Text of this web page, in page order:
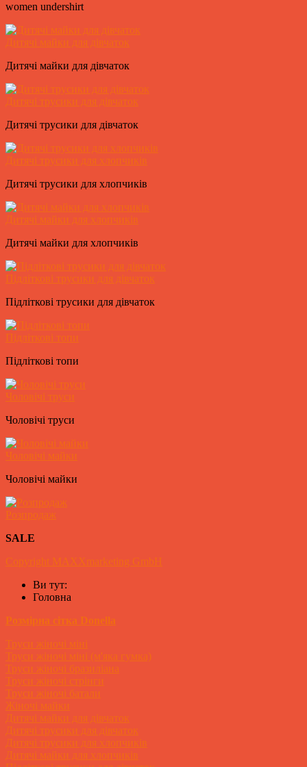
women undershirt
Дитячі майки для дівчаток
Дитячі майки для дівчаток
Дитячі трусики для дівчаток
Дитячі трусики для дівчаток
Дитячі трусики для хлопчиків
Дитячі трусики для хлопчиків
Дитячі майки для хлопчиків
Дитячі майки для хлопчиків
Підліткові трусики для дівчаток
Підліткові трусики для дівчаток
Підліткові топи
Підліткові топи
Чоловічі труси
Чоловічі труси
Чоловічі майки
Чоловічі майки
Розпродаж
SALE
Copyright MAXXmarketing GmbH
Ви тут:
Головна
Розмірна сітка Donella
Труси жіночі міні
Труси жіночі міні (м'яка гумка)
Труси жіночі бразиліана
Труси жіночі стрінги
Труси жіночі батали
Жіночі майки
Дитячі майки для дівчаток
Дитячі трусики для дівчаток
Дитячі трусики для хлопчиків
Дитячі майки для хлопчиків